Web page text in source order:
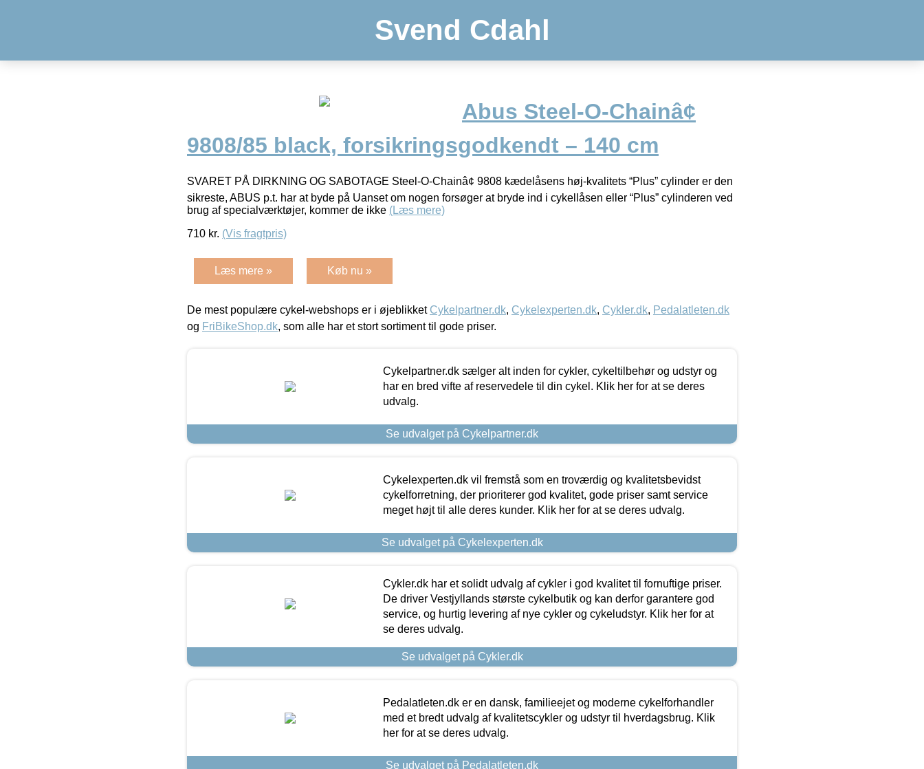
Svend Cdahl
Abus Steel-O-Chainâ¢
9808/85 black, forsikringsgodkendt – 140 cm
SVARET PÅ DIRKNING OG SABOTAGE Steel-O-Chainâ¢ 9808 kædelåsens høj-kvalitets “Plus” cylinder er den
sikreste, ABUS p.t. har at byde på Uanset om nogen forsøger at bryde ind i cykellåsen eller “Plus” cylinderen ved
brug af specialværktøjer, kommer de ikke (Læs mere)
710 kr. (Vis fragtpris)
Læs mere » Køb nu »
De mest populære cykel-webshops er i øjeblikket Cykelpartner.dk, Cykelexperten.dk, Cykler.dk, Pedalatleten.dk
og FriBikeShop.dk, som alle har et stort sortiment til gode priser.
Cykelpartner.dk sælger alt inden for cykler, cykeltilbehør og udstyr og
har en bred vifte af reservedele til din cykel. Klik her for at se deres
udvalg.
Se udvalget på Cykelpartner.dk
Cykelexperten.dk vil fremstå som en troværdig og kvalitetsbevidst
cykelforretning, der prioriterer god kvalitet, gode priser samt service
meget højt til alle deres kunder. Klik her for at se deres udvalg.
Se udvalget på Cykelexperten.dk
Cykler.dk har et solidt udvalg af cykler i god kvalitet til fornuftige priser.
De driver Vestjyllands største cykelbutik og kan derfor garantere god
service, og hurtig levering af nye cykler og cykeludstyr. Klik her for at
se deres udvalg.
Se udvalget på Cykler.dk
Pedalatleten.dk er en dansk, familieejet og moderne cykelforhandler
med et bredt udvalg af kvalitetscykler og udstyr til hverdagsbrug. Klik
her for at se deres udvalg.
Se udvalget på Pedalatleten.dk